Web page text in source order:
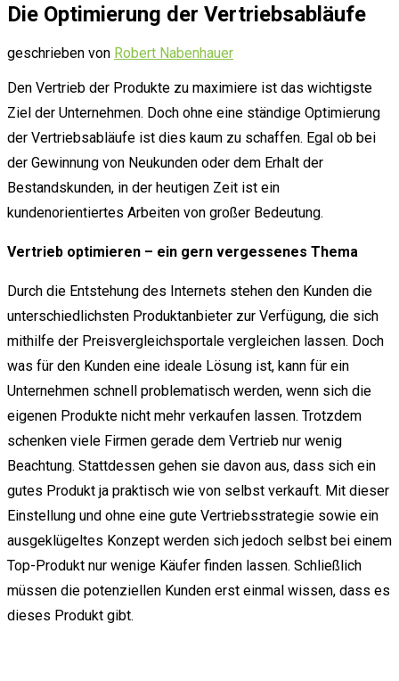
Die Optimierung der Vertriebsabläufe
geschrieben von Robert Nabenhauer
Den Vertrieb der Produkte zu maximiere ist das wichtigste
Ziel der Unternehmen. Doch ohne eine ständige Optimierung
der Vertriebsabläufe ist dies kaum zu schaffen. Egal ob bei
der Gewinnung von Neukunden oder dem Erhalt der
Bestandskunden, in der heutigen Zeit ist ein
kundenorientiertes Arbeiten von großer Bedeutung.
Vertrieb optimieren – ein gern vergessenes Thema
Durch die Entstehung des Internets stehen den Kunden die
unterschiedlichsten Produktanbieter zur Verfügung, die sich
mithilfe der Preisvergleichsportale vergleichen lassen. Doch
was für den Kunden eine ideale Lösung ist, kann für ein
Unternehmen schnell problematisch werden, wenn sich die
eigenen Produkte nicht mehr verkaufen lassen. Trotzdem
schenken viele Firmen gerade dem Vertrieb nur wenig
Beachtung. Stattdessen gehen sie davon aus, dass sich ein
gutes Produkt ja praktisch wie von selbst verkauft. Mit dieser
Einstellung und ohne eine gute Vertriebsstrategie sowie ein
ausgeklügeltes Konzept werden sich jedoch selbst bei einem
Top-Produkt nur wenige Käufer finden lassen. Schließlich
müssen die potenziellen Kunden erst einmal wissen, dass es
dieses Produkt gibt.